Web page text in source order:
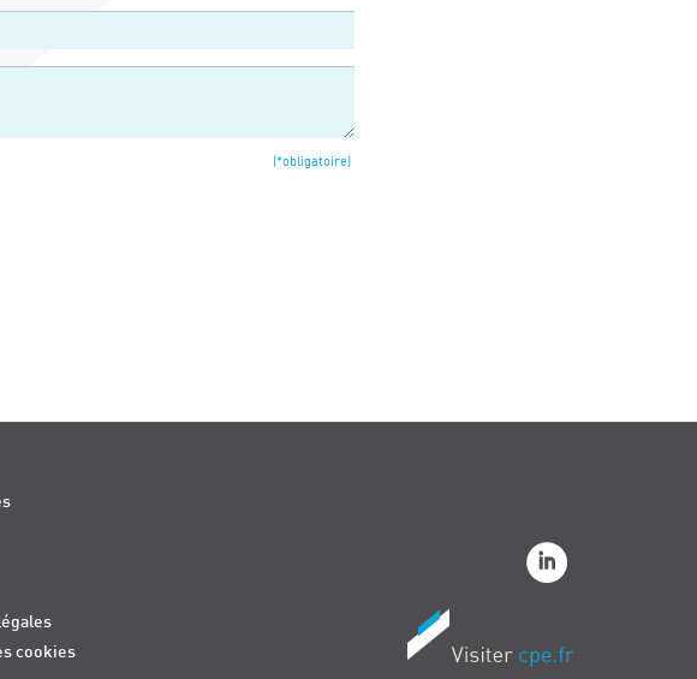
(*obligatoire)
cookies